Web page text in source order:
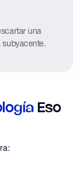
una
subyacente.
Eso